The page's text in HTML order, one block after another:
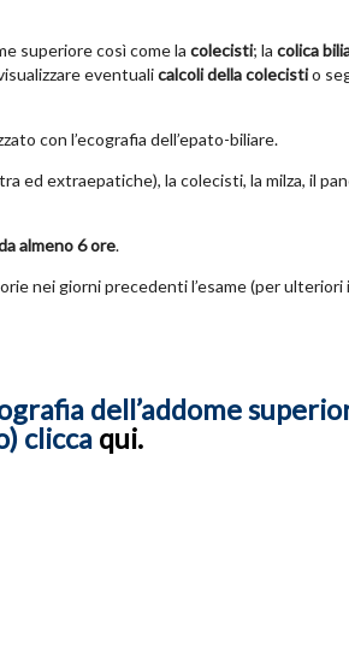
superiore così come la colecisti; la colica
eventualicalcoli della colecistio
con l’ecografia dell’epato-biliare.
ed extraepatiche), la colecisti, la milza, il
almeno 6 ore.
nei giorni precedenti l’esame (per ulteriori
dell’addome
clicca qui.